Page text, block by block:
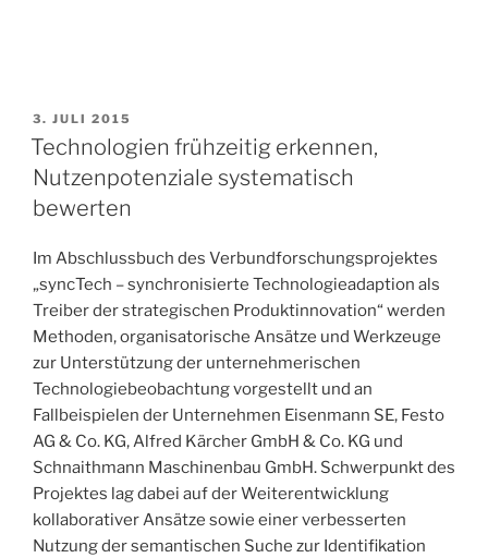
VERÖFFENTLICHT
AM
3. JULI 2015
Technologien frühzeitig erkennen,
Nutzenpotenziale systematisch
bewerten
Im Abschlussbuch des Verbundforschungsprojektes
„syncTech – synchronisierte Technologieadaption als
Treiber der strategischen Produktinnovation“ werden
Methoden, organisatorische Ansätze und Werkzeuge
zur Unterstützung der unternehmerischen
Technologiebeobachtung vorgestellt und an
Fallbeispielen der Unternehmen Eisenmann SE, Festo
AG & Co. KG, Alfred Kärcher GmbH & Co. KG und
Schnaithmann Maschinenbau GmbH. Schwerpunkt des
Projektes lag dabei auf der Weiterentwicklung
kollaborativer Ansätze sowie einer verbesserten
Nutzung der semantischen Suche zur Identifikation